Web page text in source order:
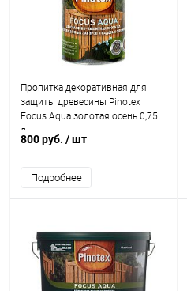
Пропитка декоративная для
защиты древесины Pinotex
Focus Aqua золотая осень 0,75
л.
800 руб. / шт
Подробнее